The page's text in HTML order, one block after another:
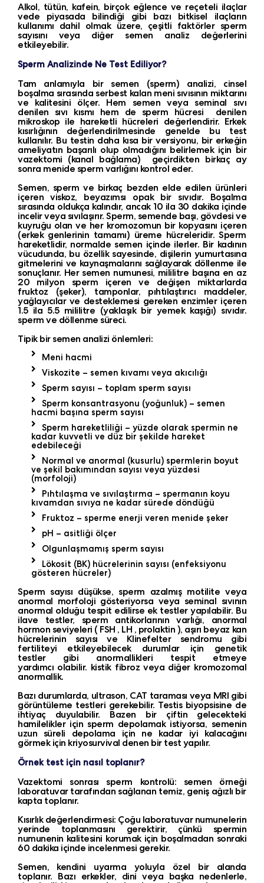
Alkol, tütün, kafein, birçok eğlence ve reçeteli ilaçlar
vede piyasada bilindiği gibi bazı bitkisel ilaçların
kullanımı dahil olmak üzere, çeşitli faktörler sperm
sayısını veya diğer semen analiz değerlerini
etkileyebilir.
Sperm Analizinde Ne Test Ediliyor?
Tam anlamıyla bir semen (sperm) analizi, cinsel
boşalma sırasında serbest kalan meni sıvısının miktarını
ve kalitesini ölçer. Hem semen veya seminal sıvı
denilen sıvı kısmı hem de sperm hücresi denilen
mikroskop ile hareketli hücreleri değerlendirir. Erkek
kısırlığının değerlendirilmesinde genelde bu test
kullanılır. Bu testin daha kısa bir versiyonu, bir erkeğin
ameliyatın başarılı olup olmadığını belirlemek için bir
vazektomi (kanal bağlama) geçirdikten birkaç ay
sonra menide sperm varlığını kontrol eder.
Semen, sperm ve birkaç bezden elde edilen ürünleri
içeren viskoz, beyazımsı opak bir sıvıdır. Boşalma
sırasında oldukça kalındır, ancak 10 ila 30 dakika içinde
incelir veya sıvılaşırır. Sperm, semende başı, gövdesi ve
kuyruğu olan ve her kromozomun bir kopyasını içeren
(erkek genlerinin tamamı) üreme hücreleridir. Sperm
hareketlidir, normalde semen içinde ilerler. Bir kadının
vücudunda, bu özellik sayesinde, dişilerin yumurtasına
gitmelerini ve kaynaşmalarını sağlayarak döllenme ile
sonuçlanır. Her semen numunesi, mililitre başına en az
20 milyon sperm içeren ve değişen miktarlarda
fruktoz (şeker), tamponlar, pıhtılaştırıcı maddeler,
yağlayıcılar ve desteklemesi gereken enzimler içeren
1.5 ila 5.5 mililitre (yaklaşık bir yemek kaşığı) sıvıdır.
sperm ve döllenme süreci.
Tipik bir semen analizi önlemleri:
Meni hacmi
Viskozite – semen kıvamı veya akıcılığı
Sperm sayısı – toplam sperm sayısı
Sperm konsantrasyonu (yoğunluk) – semen
hacmi başına sperm sayısı
Sperm hareketliliği – yüzde olarak spermin ne
kadar kuvvetli ve düz bir şekilde hareket
edebileceği
Normal ve anormal (kusurlu) spermlerin boyut
ve şekil bakımından sayısı veya yüzdesi
(morfoloji)
Pıhtılaşma ve sıvılaştırma – spermanın koyu
kıvamdan sıvıya ne kadar sürede döndüğü
Fruktoz – sperme enerji veren menide şeker
pH – asitliği ölçer
Olgunlaşmamış sperm sayısı
Lökosit (BK) hücrelerinin sayısı (enfeksiyonu
gösteren hücreler)
Sperm sayısı düşükse, sperm azalmış motilite veya
anormal morfoloji gösteriyorsa veya seminal sıvının
anormal olduğu tespit edilirse ek testler yapılabilir. Bu
ilave testler, sperm antikorlarının varlığı, anormal
hormon seviyeleri (FSH , LH, prolaktin), aşırı beyaz kan
hücrelerinin sayısı ve Klinefelter sendromu gibi
fertiliteyi etkileyebilecek durumlar için genetik
testler gibi anormallikleri tespit etmeye
yardımcı olabilir. kistik fibroz veya diğer kromozomal
anormallik.
Bazı durumlarda, ultrason, CAT taraması veya MRI gibi
görüntüleme testleri gerekebilir. Testis biyopsisine de
ihtiyaç duyulabilir. Bazen bir çiftin gelecekteki
hamilelikler için sperm depolamak istiyorsa, semenin
uzun süreli depolama için ne kadar iyi kalacağını
görmek için kriyosurvival denen bir test yapılır.
Örnek test için nasıl toplanır?
Vazektomi sonrası sperm kontrolü: semen örneği
laboratuvar tarafından sağlanan temiz, geniş ağızlı bir
kapta toplanır.
Kısırlık değerlendirmesi: Çoğu laboratuvar numunelerin
yerinde toplanmasını gerektirir, çünkü spermin
numunenin kalitesini korumak için boşalmadan sonraki
60 dakika içinde incelenmesi gerekir.
Semen, kendini uyarma yoluyla özel bir alanda
toplanır. Bazı erkekler, dini veya başka nedenlerle,